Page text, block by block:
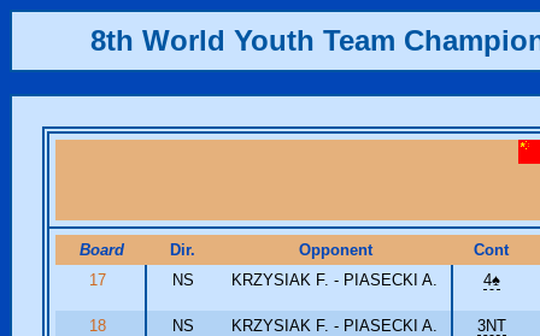
8th World Youth Team
Board Dir. Opponent
Cont
17
NS KRZYSIAK F. - PIASECKI A. 4♠
18 NS KRZYSIAK F. - PIASECKI A. 3NT